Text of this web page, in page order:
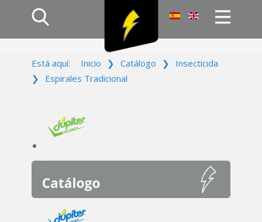
Productos
Campañas
Contacto
Está aquí: Inicio ❯ Catálogo ❯
Insecticida
❯
Espirales Tradicional